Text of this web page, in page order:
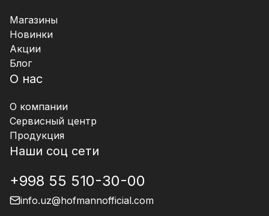
Магазины
Новинки
Акции
Блог
О нас
О компании
Сервисный центр
Продукция
Наши соц сети
+998 55 510-30-00
info.uz@hofmannofficial.com